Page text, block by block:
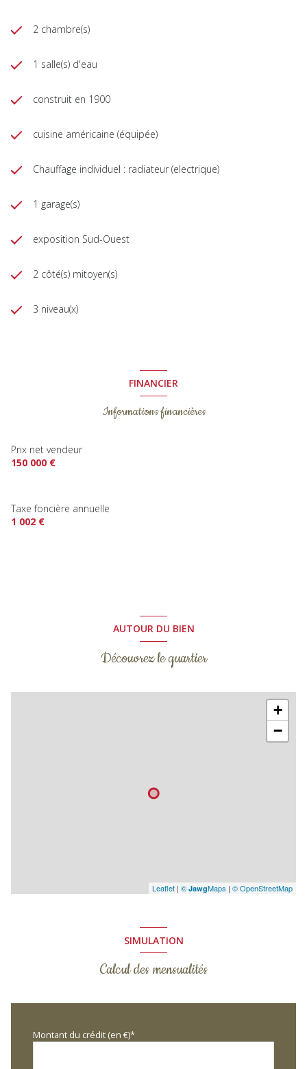
2 chambre(s)
1 salle(s) d'eau
construit en 1900
cuisine américaine (équipée)
Chauffage individuel : radiateur (electrique)
1 garage(s)
exposition Sud-Ouest
2 côté(s) mitoyen(s)
3 niveau(x)
FINANCIER
Informations financières
Prix net vendeur
150 000 €
Taxe foncière annuelle
1 002 €
AUTOUR DU BIEN
Découvrez le quartier
+
−
Leaflet | © JawgMaps | © OpenStreetMap
SIMULATION
Calcul des mensualités
Montant du crédit (en €)*